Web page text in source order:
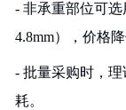
- 非承重部位可
4.8mm），价格降
- 批量采购时，
耗。